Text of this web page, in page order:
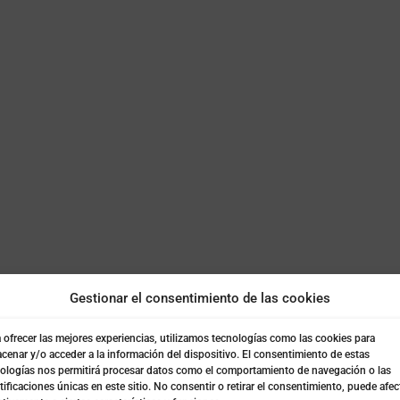
Gestionar el consentimiento de las cookies
ofrecer las mejores experiencias, utilizamos tecnologías como las cookies para
y/o acceder a la información del dispositivo. El consentimiento de estas
nos permitirá procesar datos como el comportamiento de navegación o las
únicas en este sitio. No consentir o retirar el consentimiento, puede